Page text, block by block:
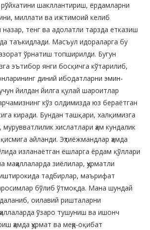
шакллантириш, ёрдамларни
миллати ва ижтимоий келиб
тенг ва адолатли тарзда етказиш
таъкидлади. Масъул идораларга бу
ўрнатиш топширилди. Бугун
эътибор янги босқичга кўтарилиб,
диний ибодатларни эмин-
йилдан йилга қулай шароитлар
кўз олдимизда юз бераётган
киради. Бундан ташқари, халқимизга
мурувватлилик хислатлари ҳам кундалик
айланди. Эҳтиёжмандлар ҳамда
изланаётган ёшларга ёрдам қўллари
маҳаллаларда зиёлилар, ҳурматли
тадбирлар, маърифат
бўлиб ўтмоқда. Мана шундай
оилавий ришталарни
ўзаро тушуниш ва ишонч
ҳамда ҳурмат ва меҳр-оқибат